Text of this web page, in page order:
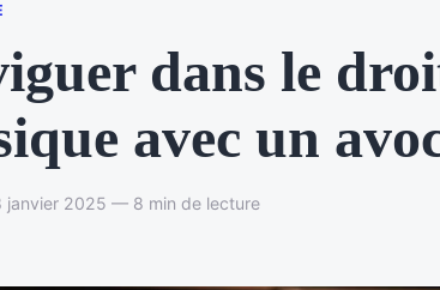
dans le
avec un
2025 — 8 min de lecture